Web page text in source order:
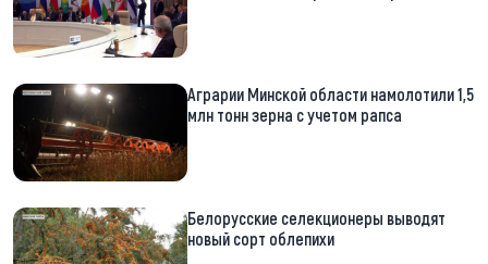
Аграрии Минской области намолотили 1,5
млн тонн зерна с учетом рапса
Белорусские селекционеры выводят
новый сорт облепихи